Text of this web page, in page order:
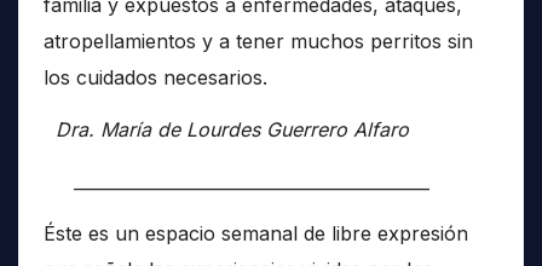
familia y expuestos a enfermedades, ataques,
atropellamientos y a tener muchos perritos sin
los cuidados necesarios.
Dra. María de Lourdes Guerrero Alfaro
Éste es un espacio semanal de libre expresión